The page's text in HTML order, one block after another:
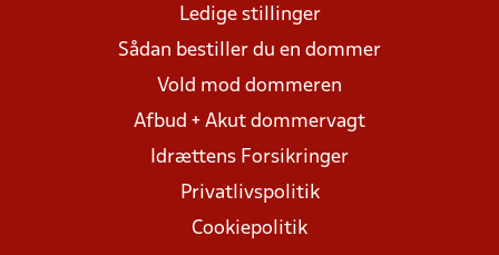
Ledige stillinger
Sådan bestiller du en dommer
Vold mod dommeren
Afbud + Akut dommervagt
Idrættens Forsikringer
Privatlivspolitik
Cookiepolitik